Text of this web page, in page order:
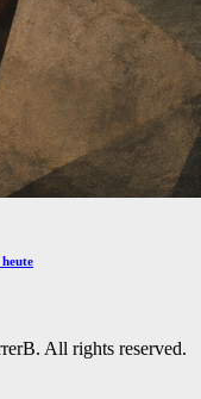
All rights reserved.